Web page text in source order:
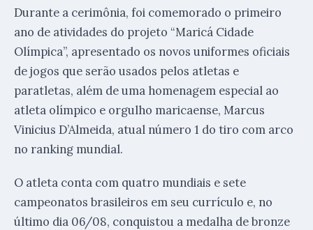
Durante a cerimônia, foi comemorado o primeiro
ano de atividades do projeto “Maricá Cidade
Olímpica”, apresentado os novos uniformes oficiais
de jogos que serão usados pelos atletas e
paratletas, além de uma homenagem especial ao
atleta olímpico e orgulho maricaense, Marcus
Vinicius D’Almeida, atual número 1 do tiro com arco
no ranking mundial.
O atleta conta com quatro mundiais e sete
campeonatos brasileiros em seu currículo e, no
último dia 06/08, conquistou a medalha de bronze